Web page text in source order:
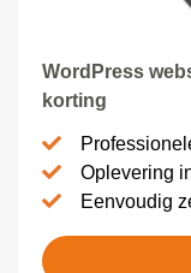
WordPress
korting
Oplevering
Eenvoudig